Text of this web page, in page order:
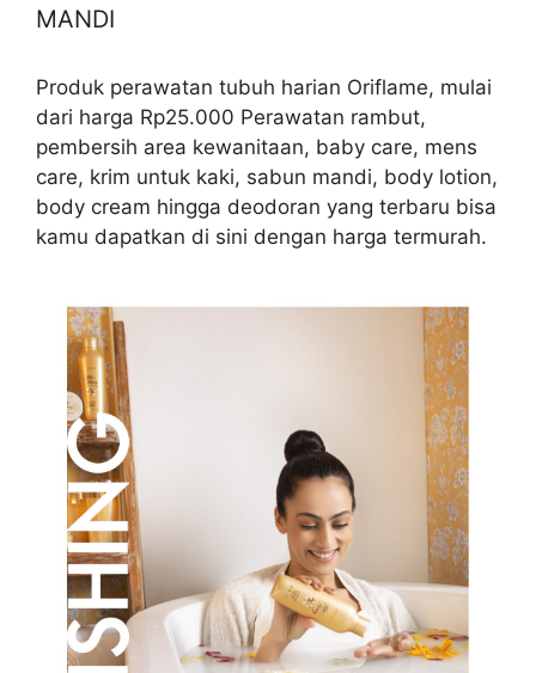
MANDI
Produk perawatan tubuh harian Oriflame, mulai
dari harga Rp25.000 Perawatan rambut,
pembersih area kewanitaan, baby care, mens
care, krim untuk kaki, sabun mandi, body lotion,
body cream hingga deodoran yang terbaru bisa
kamu dapatkan di sini dengan harga termurah.